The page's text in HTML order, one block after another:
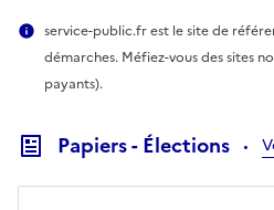
service-public.fr est le site de
démarches. Méfiez-vous des sites
payants).
Papiers - Élections